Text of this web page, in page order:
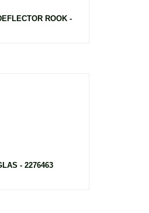
ROOK -
- 2276463